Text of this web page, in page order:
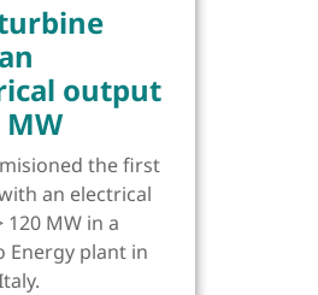
output
MW
the first
an electrical
MW in a
Energy plant in